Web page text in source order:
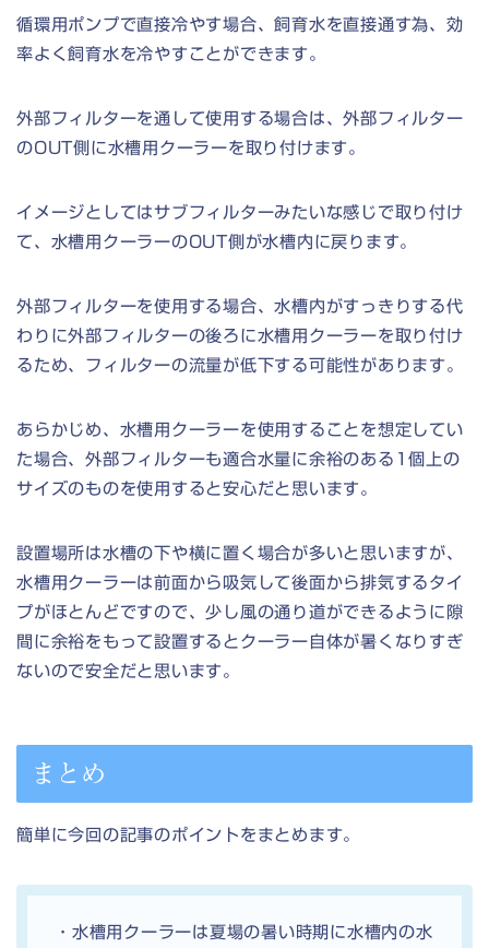
循環用ポンプで直接冷やす場合、飼育水を直接通す為、効
率よく飼育水を冷やすことができます。
外部フィルターを通して使用する場合は、外部フィルター
のOUT側に水槽用クーラーを取り付けます。
イメージとしてはサブフィルターみたいな感じで取り付け
て、水槽用クーラーのOUT側が水槽内に戻ります。
外部フィルターを使用する場合、水槽内がすっきりする代
わりに外部フィルターの後ろに水槽用クーラーを取り付け
るため、フィルターの流量が低下する可能性があります。
あらかじめ、水槽用クーラーを使用することを想定してい
た場合、外部フィルターも適合水量に余裕のある1個上の
サイズのものを使用すると安心だと思います。
設置場所は水槽の下や横に置く場合が多いと思いますが、
水槽用クーラーは前面から吸気して後面から排気するタイ
プがほとんどですので、少し風の通り道ができるように隙
間に余裕をもって設置するとクーラー自体が暑くなりすぎ
ないので安全だと思います。
まとめ
簡単に今回の記事のポイントをまとめます。
・水槽用クーラーは夏場の暑い時期に水槽内の水